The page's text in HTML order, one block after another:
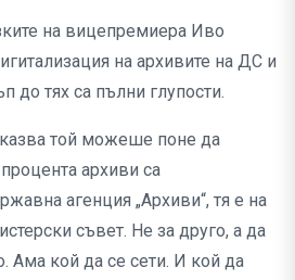
на вицепремиера Иво
на архивите на ДС и
до тях са пълни глупости.
той можеше поне да
архиви са
агенция „Архиви“, тя е на
съвет. Не за друго, а да
Ама кой да се сети. И кой да